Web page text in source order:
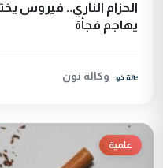
الحزام الناري.. فيروس
يهاجم فجأة
وكالة نون
علمية